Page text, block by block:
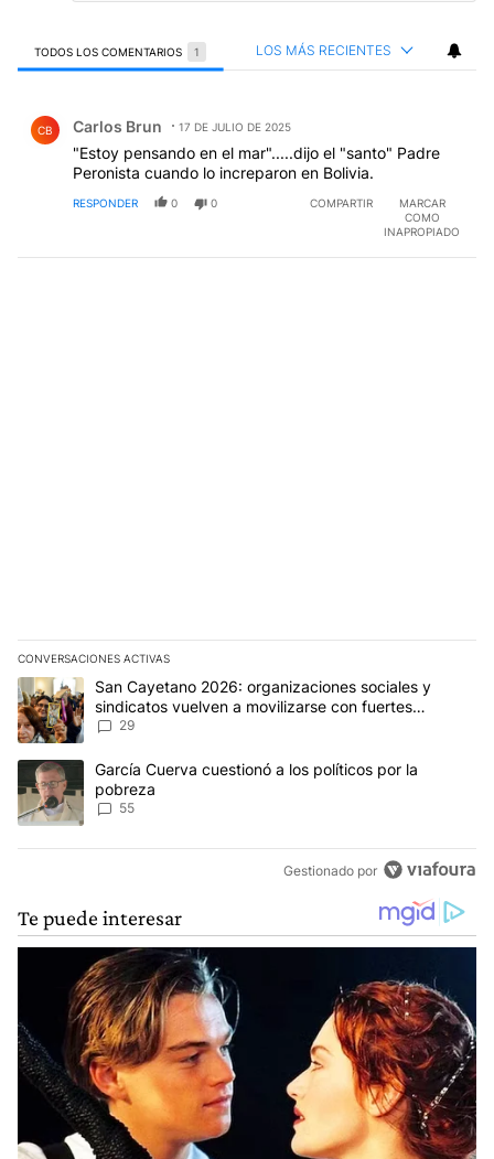
TODOS LOS COMENTARIOS 1 LOS MÁS RECIENTES
CB Carlos Brun 17 DE JULIO DE 2025
"Estoy pensando en el mar".....dijo el "santo" Padre
Peronista cuando lo increparon en Bolivia.
RESPONDER 0 0 COMPARTIR
MARCAR
COMO
INAPROPIADO
CONVERSACIONES ACTIVAS
Este listado muestra los artículos con más comentarios en los
Un artículo de tendencia con el título "San Cayetano 2026:
San Cayetano 2026: organizaciones sociales y
sindicatos vuelven a movilizarse con fuertes
reclamos al Gobierno
29
Un artículo de tendencia con el título "García Cuerva cuestionó
García Cuerva cuestionó a los políticos por la
pobreza
55
Gestionado por